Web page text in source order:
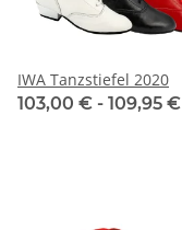
IWA Tanzstiefel 2020
103,00 € - 109,95 €